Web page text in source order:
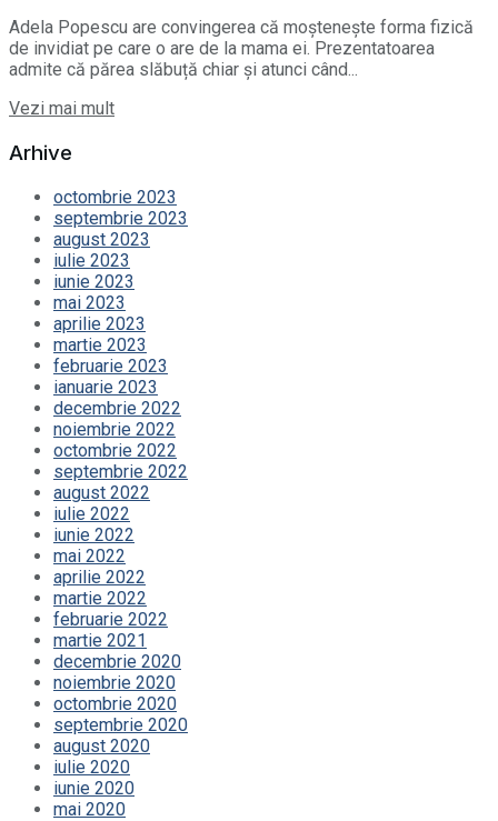
Adela Popescu are convingerea că moștenește forma fizică
de invidiat pe care o are de la mama ei. Prezentatoarea
admite că părea slăbuță chiar și atunci când...
Vezi mai multDetails
Arhive
octombrie 2023
septembrie 2023
august 2023
iulie 2023
iunie 2023
mai 2023
aprilie 2023
martie 2023
februarie 2023
ianuarie 2023
decembrie 2022
noiembrie 2022
octombrie 2022
septembrie 2022
august 2022
iulie 2022
iunie 2022
mai 2022
aprilie 2022
martie 2022
februarie 2022
martie 2021
decembrie 2020
noiembrie 2020
octombrie 2020
septembrie 2020
august 2020
iulie 2020
iunie 2020
mai 2020